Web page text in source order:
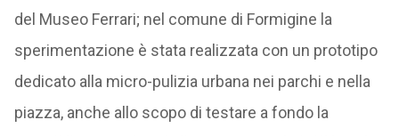
del Museo Ferrari; nel comune di Formigine la
sperimentazione è stata realizzata con un prototipo
dedicato alla micro-pulizia urbana nei parchi e nella
piazza, anche allo scopo di testare a fondo la